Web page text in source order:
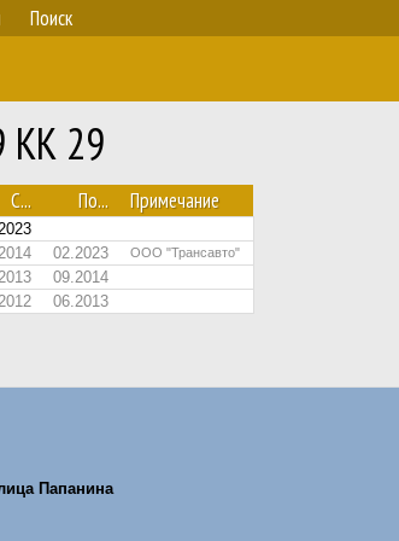
Поиск
КК 29
С... По... Примечание
02.2023
ООО "Трансавто"
09.2014
06.2013
Папанина